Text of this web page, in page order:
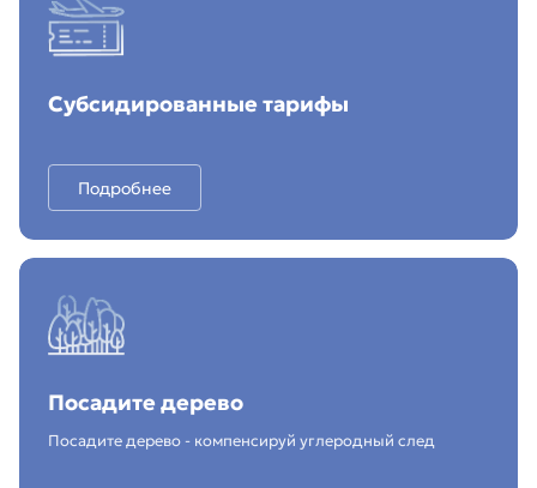
Субсидированные тарифы
Подробнее
Посадите дерево
Посадите дерево - компенсируй углеродный след